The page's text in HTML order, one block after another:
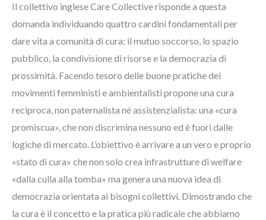
Il collettivo inglese Care Collective risponde a questa
domanda individuando quattro cardini fondamentali per
dare vita a comunità di cura: il mutuo soccorso, lo spazio
pubblico, la condivisione di risorse e la democrazia di
prossimità. Facendo tesoro delle buone pratiche dei
movimenti femministi e ambientalisti propone una cura
reciproca, non paternalista né assistenzialista: una «cura
promiscua», che non discrimina nessuno ed è fuori dalle
logiche di mercato. L’obiettivo è arrivare a un vero e proprio
«stato di cura» che non solo crea infrastrutture di welfare
«dalla culla alla tomba» ma genera una nuova idea di
democrazia orientata ai bisogni collettivi. Dimostrando che
la cura è il concetto e la pratica più radicale che abbiamo